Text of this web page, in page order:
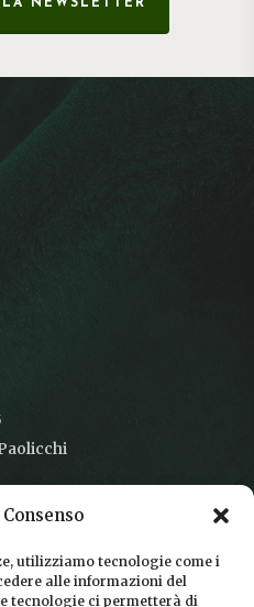
utilizziamo tecnologie come i
alle informazioni del
tecnologie ci permetterà di
NEWSLETTER